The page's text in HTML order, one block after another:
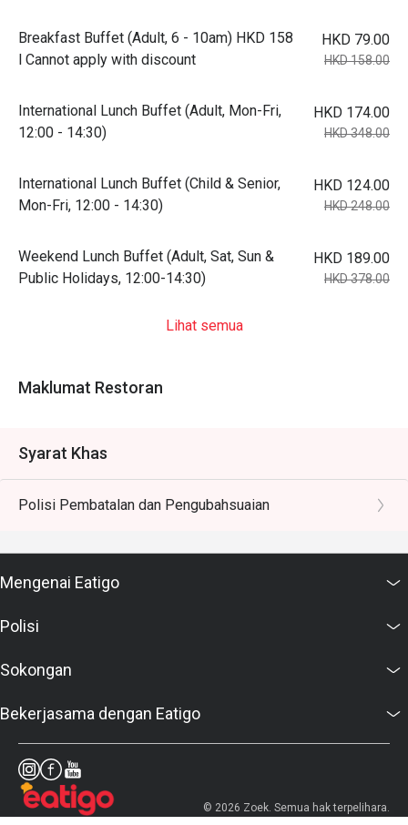
Breakfast Buffet (Adult, 6 - 10am) HKD 158
l Cannot apply with discount
HKD 79.00
HKD 158.00
International Lunch Buffet (Adult, Mon-Fri,
12:00 - 14:30)
HKD 174.00
HKD 348.00
International Lunch Buffet (Child & Senior,
Mon-Fri, 12:00 - 14:30)
HKD 124.00
HKD 248.00
Weekend Lunch Buffet (Adult, Sat, Sun &
Public Holidays, 12:00-14:30)
HKD 189.00
HKD 378.00
Lihat semua
Maklumat Restoran
Syarat Khas
Polisi Pembatalan dan Pengubahsuaian
Mengenai Eatigo
Polisi
Sokongan
Bekerjasama dengan Eatigo
© 2026 Zoek. Semua hak terpelihara.